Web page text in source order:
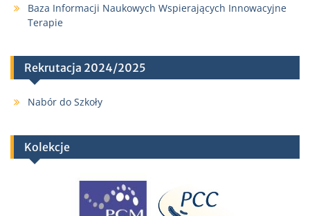
Baza Informacji Naukowych Wspierających Innowacyjne
Terapie
Rekrutacja 2024/2025
Nabór do Szkoły
Kolekcje